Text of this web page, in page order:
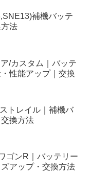
補機バッテ
法
/カスタム｜バッテ
性能アップ｜交換
トレイル｜補機バ
換方法
ゴンR｜バッテリー
アップ・交換方法